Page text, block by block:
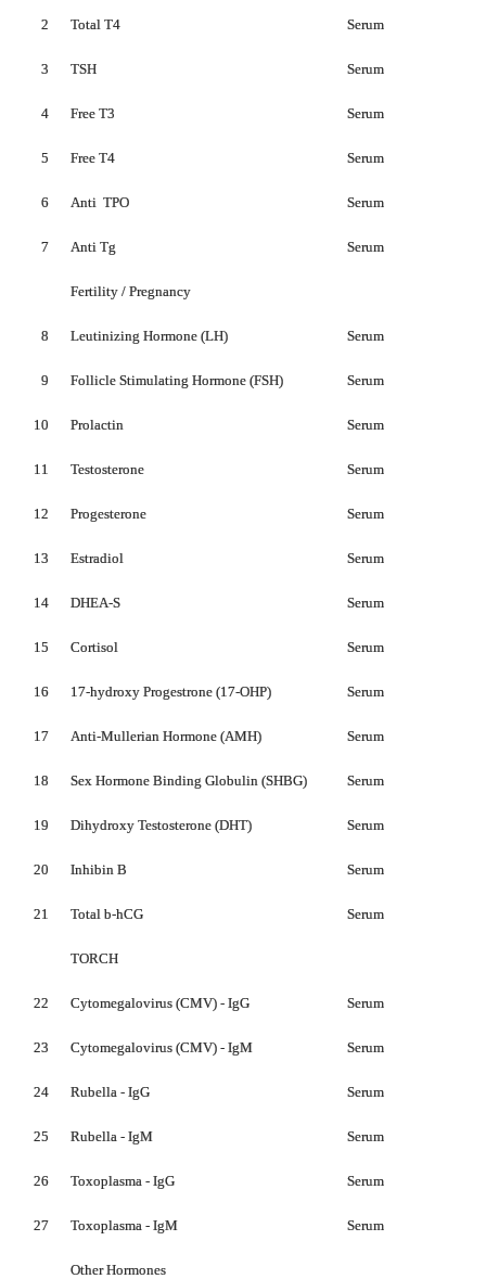
2 Total T4 Serum
3 TSH Serum
4 Free T3 Serum
5 Free T4 Serum
6 Anti TPO Serum
7 Anti Tg Serum
Fertility / Pregnancy
8 Leutinizing Hormone (LH) Serum
9 Follicle Stimulating Hormone (FSH) Serum
10 Prolactin Serum
11 Testosterone Serum
12 Progesterone Serum
13 Estradiol Serum
14 DHEA-S Serum
15 Cortisol Serum
16 17-hydroxy Progestrone (17-OHP) Serum
17 Anti-Mullerian Hormone (AMH) Serum
18 Sex Hormone Binding Globulin (SHBG) Serum
19 Dihydroxy Testosterone (DHT) Serum
20 Inhibin B Serum
21 Total b-hCG Serum
TORCH
22 Cytomegalovirus (CMV) - IgG Serum
23 Cytomegalovirus (CMV) - IgM Serum
24 Rubella - IgG Serum
25 Rubella - IgM Serum
26 Toxoplasma - IgG Serum
27 Toxoplasma - IgM Serum
Other Hormones